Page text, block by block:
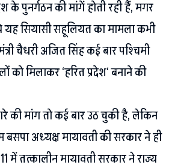
के पुनर्गठन की मांगें होती रही हैं, मगर
यह सियासी सहूलियत का मामला कभी
मंत्री चैधरी अजित सिंह कई बार पश्चिमी
को मिलाकर ‘हरित प्रदेश‘ बनाने की
की मांग तो कई बार उठ चुकी है, लेकिन
अध्यक्ष मायावती की सरकार ने ही
में तत्कालीन मायावती सरकार ने राज्य